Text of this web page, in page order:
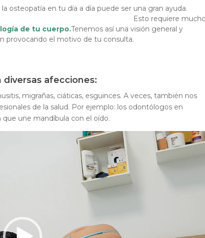
la osteopatía en tu día a día puede ser una gran
de tu cuerpo.Tenemos así una visión general y
provocando el motivo de tu consulta.
afecciones:
migrañas, ciáticas, esguinces. A veces, también nos
de la salud. Por ejemplo: los odontólogos en
que une mandíbula con el oído.